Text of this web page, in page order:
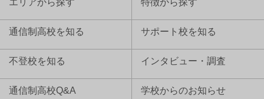
エリアから探す 特徴から探す
通信制高校を知る サポート校を知る
不登校を知る インタビュー・調査
通信制高校Q&A 学校からのお知らせ